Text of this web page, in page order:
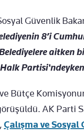
Güvenlik
8’i
aitken
Bütçe
AK Parti
Çalışma ve Sosyal